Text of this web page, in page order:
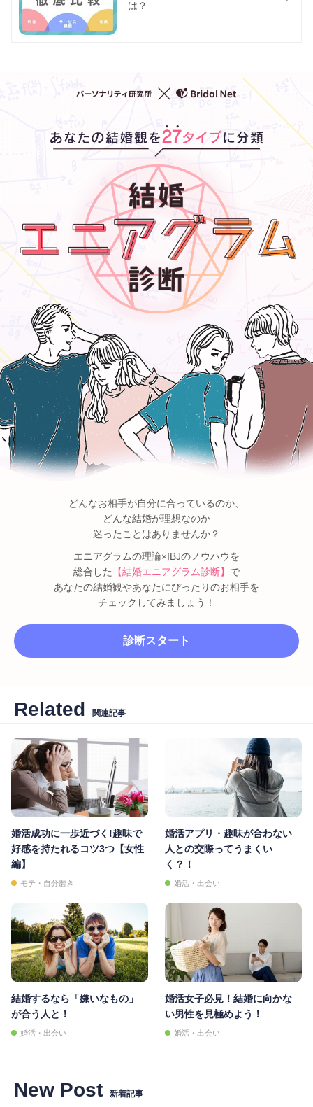
は？
どんなお相手が自分に合っているのか、
どんな結婚が理想なのか
迷ったことはありませんか？
エニアグラムの理論×IBJのノウハウを
総合した
【結婚エニアグラム診断】 で
あなたの結婚観やあなたにぴったりのお相手を
チェックしてみましょう！
診断スタート
Related 関連記事
婚活成功に一歩近づく!趣味で
好感を持たれるコツ3つ【女性
編】
モテ・自分磨き
婚活アプリ・趣味が合わない
人との交際ってうまくい
く？！
婚活・出会い
結婚するなら「嫌いなもの」
が合う人と！
婚活・出会い
婚活女子必見！結婚に向かな
い男性を見極めよう！
婚活・出会い
New Post 新着記事